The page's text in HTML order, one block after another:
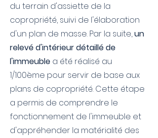
du terrain d'assiette de la
copropriété, suivi de l'élaboration
d'un plan de masse. Par la suite,un
relevé d'intérieur détaillé de
l'immeuble a été réalisé au
1/100ème pour servir de base aux
plans de copropriété. Cette étape
a permis de comprendre le
fonctionnement de l'immeuble et
d'appréhender la matérialité des